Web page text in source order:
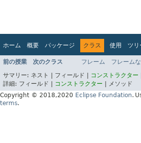
ホーム 概要 パッケージ クラス 使用 ツリ
インデックス
ヘルプ
Jakarta
前の授業 次のクラス フレーム フレーム
サマリー: ネスト | フィールド | コンストラクター
詳細: フィールド | コンストラクター
メソッド
Copyright © 2018,2020 Eclipse Foundation.
terms.